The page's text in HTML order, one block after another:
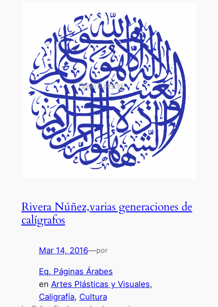
Rivera Núñez,varias generaciones de
calígrafos
Mar 14, 2016—por
Eq. Páginas Árabes
en Artes Plásticas y Visuales
Caligrafía, Cultura